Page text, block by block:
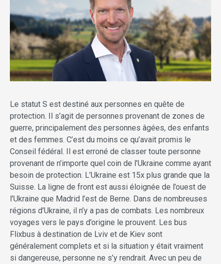
Le statut S est destiné aux personnes en quête de
protection. Il s’agit de personnes provenant de zones de
guerre, principalement des personnes âgées, des enfants
et des femmes. C’est du moins ce qu’avait promis le
Conseil fédéral. Il est erroné de classer toute personne
provenant de n’importe quel coin de l’Ukraine comme ayant
besoin de protection. L’Ukraine est 15x plus grande que la
Suisse. La ligne de front est aussi éloignée de l’ouest de
l’Ukraine que Madrid l’est de Berne. Dans de nombreuses
régions d’Ukraine, il n’y a pas de combats. Les nombreux
voyages vers le pays d’origine le prouvent. Les bus
Flixbus à destination de Lviv et de Kiev sont
généralement complets et si la situation y était vraiment
si dangereuse, personne ne s’y rendrait. Avec un peu de